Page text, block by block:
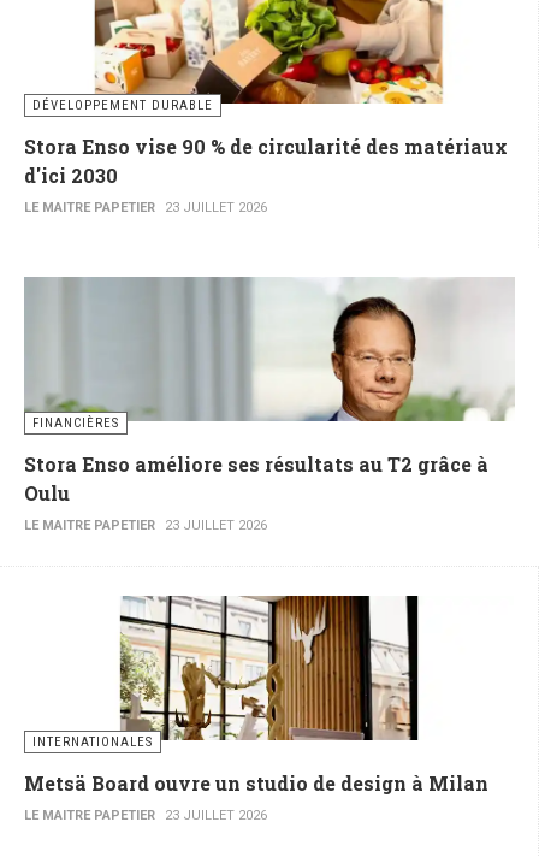
DÉVELOPPEMENT DURABLE
Stora Enso vise 90 % de circularité des matériaux
d'ici 2030
LE MAITRE PAPETIER 23 JUILLET 2026
FINANCIÈRES
Stora Enso améliore ses résultats au T2 grâce à
Oulu
LE MAITRE PAPETIER 23 JUILLET 2026
INTERNATIONALES
Metsä Board ouvre un studio de design à Milan
LE MAITRE PAPETIER 23 JUILLET 2026